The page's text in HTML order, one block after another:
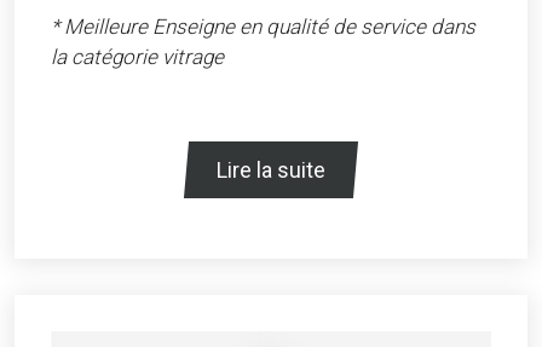
* Meilleure Enseigne en qualité de service dans
la catégorie vitrage
Lire la suite